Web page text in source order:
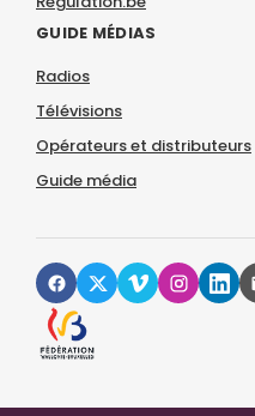
GUIDE MÉDIAS
Radios
Télévisions
Opérateurs et distributeurs
Guide média